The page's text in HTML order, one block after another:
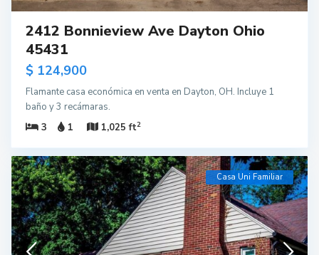
2412 Bonnieview Ave Dayton Ohio
45431
$ 124,900
Flamante casa económica en venta en Dayton, OH. Incluye 1
baño y 3 recámaras.
3
1 1,025 ft2
Casa Uni Familiar